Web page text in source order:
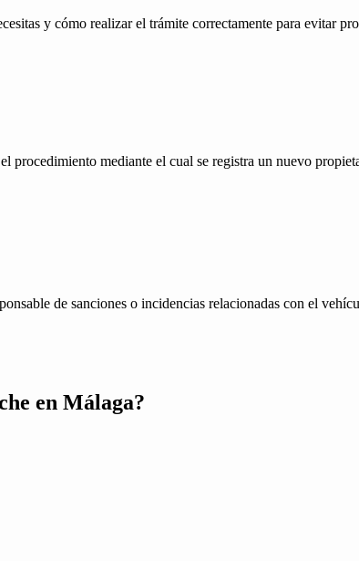
y cómo realizar el trámite correctamente para evitar
procedimiento mediante el cual se registra un nuevo
de sanciones o incidencias relacionadas con el
en Málaga?